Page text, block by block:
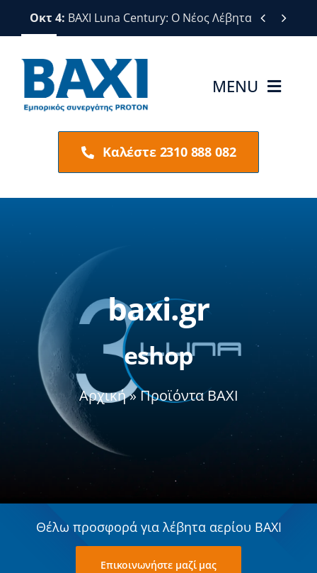
Μετάβαση
Οκτ 4: BAXI Luna Century: Ο Νέος Λέβητας Αερίου
 
MENU
Επικοινωνία
Σχετικά με εμάς
Καλέστε 2310 888 082
baxi.gr
eshop
Αρχική»Προϊόντα BAXI
Θέλω προσφορά για λέβητα αερίου BAXI
Επικοινωνήστε μαζί μας